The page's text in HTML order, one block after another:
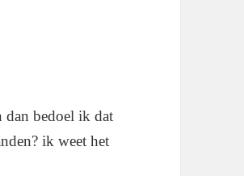
dan bedoel ik dat
ik weet het